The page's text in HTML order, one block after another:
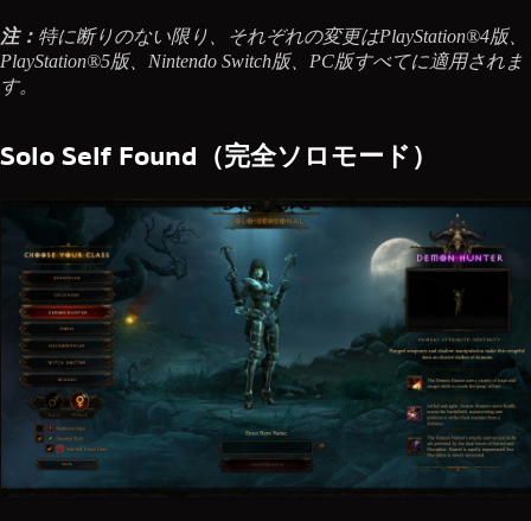
注： 特に断りのない限り、それぞれの変更はPlayStation®4版、
PlayStation®5版、Nintendo Switch版、PC版すべてに適用されま
す。
Solo Self Found（完全ソロモード）